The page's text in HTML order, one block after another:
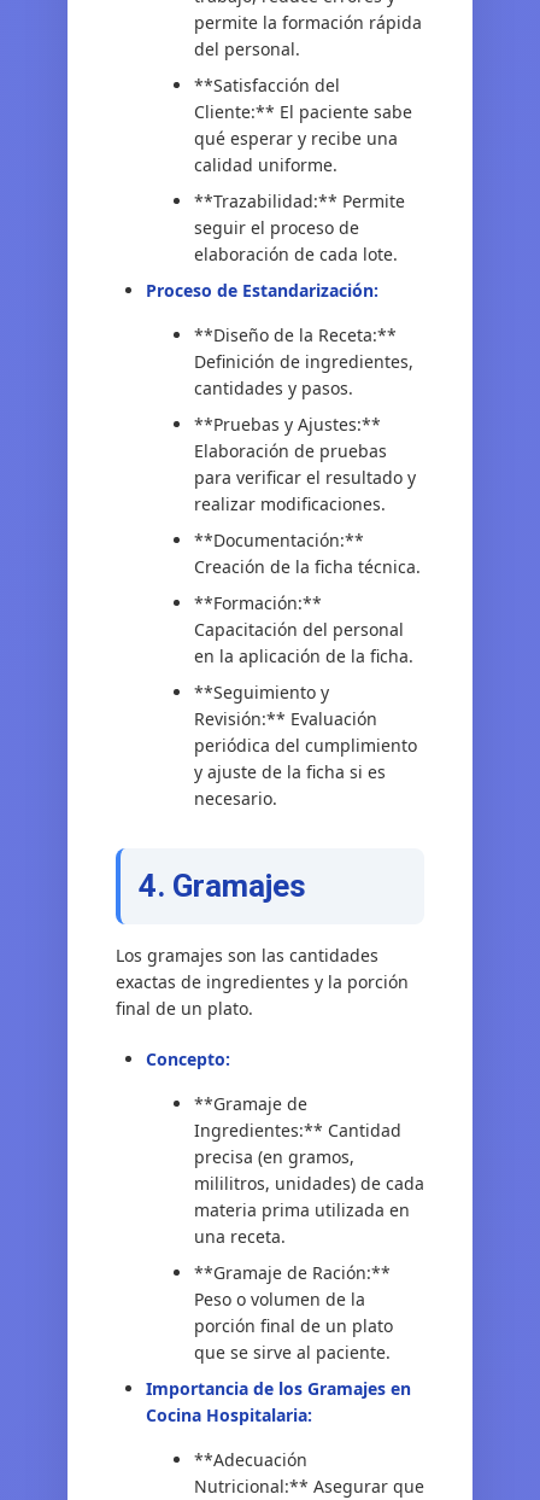
permite la formación rápida
del personal.
**Satisfacción del
Cliente:** El paciente sabe
qué esperar y recibe una
calidad uniforme.
**Trazabilidad:** Permite
seguir el proceso de
elaboración de cada lote.
Proceso de Estandarización:
**Diseño de la Receta:**
Definición de ingredientes,
cantidades y pasos.
**Pruebas y Ajustes:**
Elaboración de pruebas
para verificar el resultado y
realizar modificaciones.
**Documentación:**
Creación de la ficha técnica.
**Formación:**
Capacitación del personal
en la aplicación de la ficha.
**Seguimiento y
Revisión:** Evaluación
periódica del cumplimiento
y ajuste de la ficha si es
necesario.
4. Gramajes
Los gramajes son las cantidades
exactas de ingredientes y la porción
final de un plato.
Concepto:
**Gramaje de
Ingredientes:** Cantidad
precisa (en gramos,
mililitros, unidades) de cada
materia prima utilizada en
una receta.
**Gramaje de Ración:**
Peso o volumen de la
porción final de un plato
que se sirve al paciente.
Importancia de los Gramajes en
Cocina Hospitalaria:
**Adecuación
Nutricional:** Asegurar que